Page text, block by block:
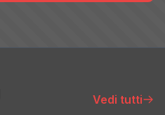
Vedi tutti